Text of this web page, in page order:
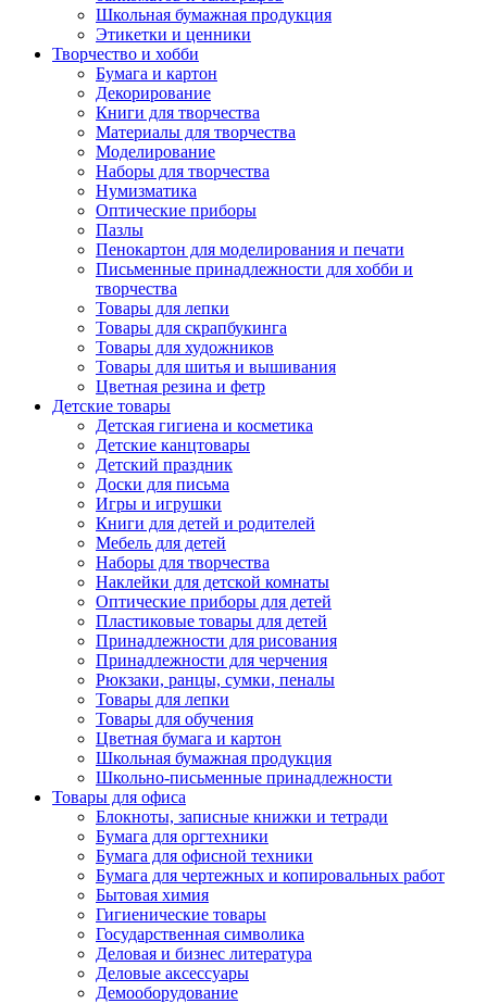
Школьная бумажная продукция
Этикетки и ценники
Творчество и хобби
Бумага и картон
Декорирование
Книги для творчества
Материалы для творчества
Моделирование
Наборы для творчества
Нумизматика
Оптические приборы
Пазлы
Пенокартон для моделирования и печати
Письменные принадлежности для хобби и
творчества
Товары для лепки
Товары для скрапбукинга
Товары для художников
Товары для шитья и вышивания
Цветная резина и фетр
Детские товары
Детская гигиена и косметика
Детские канцтовары
Детский праздник
Доски для письма
Игры и игрушки
Книги для детей и родителей
Мебель для детей
Наборы для творчества
Наклейки для детской комнаты
Оптические приборы для детей
Пластиковые товары для детей
Принадлежности для рисования
Принадлежности для черчения
Рюкзаки, ранцы, сумки, пеналы
Товары для лепки
Товары для обучения
Цветная бумага и картон
Школьная бумажная продукция
Школьно-письменные принадлежности
Товары для офиса
Блокноты, записные книжки и тетради
Бумага для оргтехники
Бумага для офисной техники
Бумага для чертежных и копировальных работ
Бытовая химия
Гигиенические товары
Государственная символика
Деловая и бизнес литература
Деловые аксессуары
Демооборудование